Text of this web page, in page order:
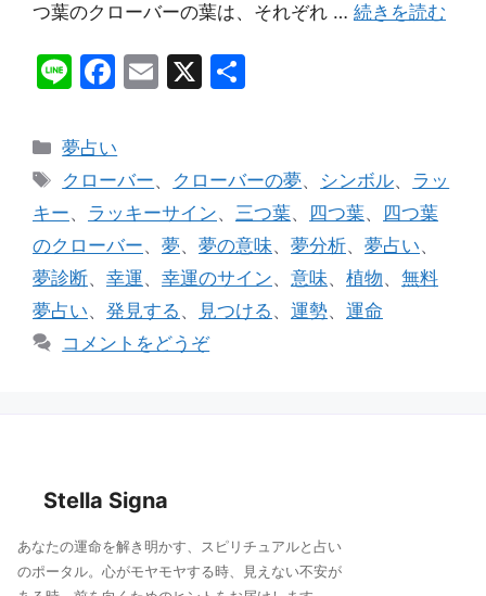
つ葉のクローバーの葉は、それぞれ … 続きを読む
Li
e
F
c
e
b
o
o
k
E
X
カ
テ
リ
ー
夢占い
タ
クローバー、 クローバーの夢、 シンボル、 ラッ
キー、 ラッキーサイン、 三つ葉、 四つ葉、 四つ葉
のクローバー、 夢、 夢の意味、 夢分析、 夢占い、
夢診断、 幸運、 幸運のサイン、 意味、 植物、 無料
夢占い、 発見する 、 見つける 、 運勢、 運命
コメントをどうぞ
Stella Signa
あなたの運命を解き明かす、スピリチュアルと占い
のポータル。心がモヤモヤする時、見えない不安が